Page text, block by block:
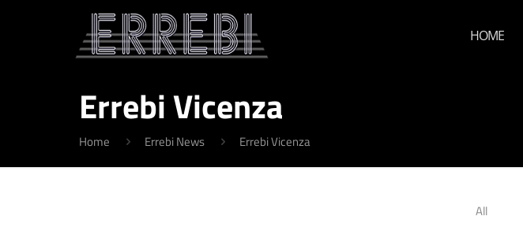
HOME
Errebi Vicenza
Home Errebi News Errebi Vicenza
All